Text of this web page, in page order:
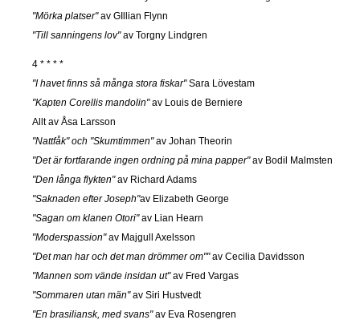
"Mörka platser"av GIllian Flynn
"Till sanningens lov"av Torgny Lindgren
4 * * * *
"I havet finns så många stora fiskar"Sara Lövestam
"Kapten Corellis mandolin"av Louis de Berniere
Allt av Åsa Larsson
"Nattfåk" och "Skumtimmen"av Johan Theorin
"Det är fortfarande ingen ordning på mina papper"av Bodil Malmsten
"Den långa flykten"av Richard Adams
"Saknaden efter Joseph"av Elizabeth George
"Sagan om klanen Otori"av Lian Hearn
"Moderspassion"av Majgull Axelsson
"Det man har och det man drömmer om""av Cecilia Davidsson
"Mannen som vände insidan ut"av Fred Vargas
"Sommaren utan män"av Siri Hustvedt
"En brasiliansk, med svans"av Eva Rosengren